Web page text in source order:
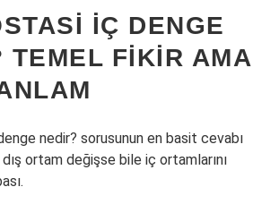
IÇ DENGE
TEMEL FIKIR AMA
nedir? sorusunun en basit cevabı
dış ortam değişse bile iç ortamlarını